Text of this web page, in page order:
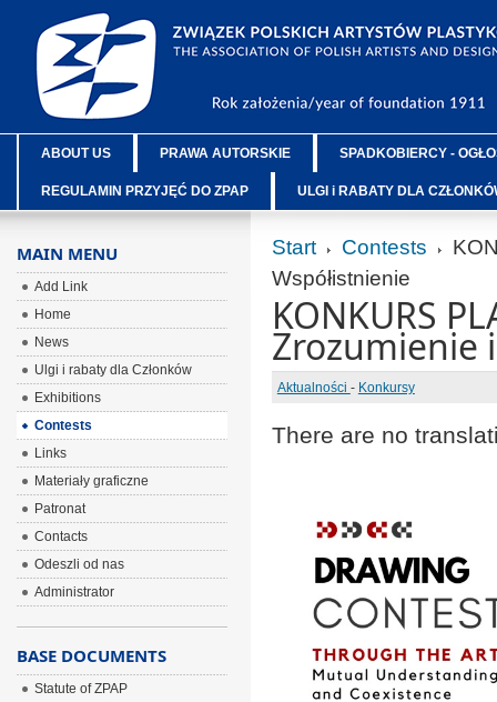
ABOUT US PRAWA AUTORSKIE SPADKOBIERCY -
REGULAMIN PRZYJĘĆ DO ZPAP ULGI i RABATY DLA
Start Contests
Współistnienie
KONKURS
Zrozumienie
Aktualności - Konkursy
There are no
MAIN MENU
Add Link
Home
News
Ulgi i rabaty dla Członków
Exhibitions
Contests
Links
Materiały graficzne
Patronat
Contacts
Odeszli od nas
Administrator
BASE DOCUMENTS
Statute of ZPAP